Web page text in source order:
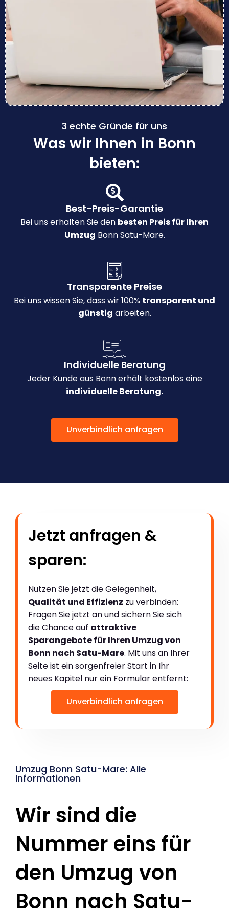
3 echte Gründe für uns
Was wir Ihnen in Bonn
bieten:
Best-Preis-Garantie
Bei uns erhalten Sie den besten Preis für Ihren
Umzug Bonn Satu-Mare.
Transparente Preise
Bei uns wissen Sie, dass wir 100% transparent und
günstig arbeiten.
Individuelle Beratung
Jeder Kunde aus Bonn erhält kostenlos eine
individuelle Beratung.
Unverbindlich anfragen
Jetzt anfragen &
sparen:
Nutzen Sie jetzt die Gelegenheit,
Qualität und Effizienz zu verbinden:
Fragen Sie jetzt an und sichern Sie sich
die Chance auf attraktive
Sparangebote für Ihren Umzug von
Bonn nach Satu-Mare. Mit uns an Ihrer
Seite ist ein sorgenfreier Start in Ihr
neues Kapitel nur ein Formular entfernt:
Unverbindlich anfragen
Umzug Bonn Satu-Mare: Alle
Informationen
Wir sind die
Nummer eins für
den Umzug von
Bonn nach Satu-